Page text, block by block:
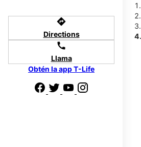
directions
Directions
call
Llama
Obtén la app T-Life